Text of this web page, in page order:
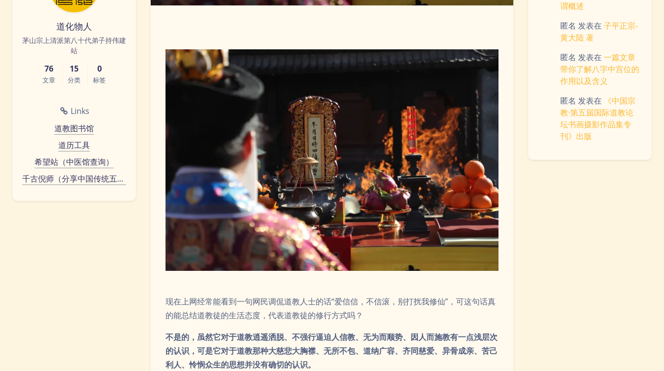
道化物人
茅山宗上清派第八十代弟子持伟建
站
76
文章
15
分类
0
标签
Links
道教图书馆
道历工具
希望站（中医馆查询）
千古倪师（分享中国传统五术）
谓概述
匿名 发表在 子平正宗-
黄大陆 著
匿名 发表在 一篇文章
带你了解八字中宫位的
作用以及含义
匿名 发表在
《中国宗
教·第五届国际道教论
坛书画摄影作品集专
刊》出版
现在上网经常能看到一句网民调侃道教人士的话“爱信信，不信滚，别打扰我修仙”，可这句话真
的能总结道教徒的生活态度，代表道教徒的修行方式吗？
不是的，虽然它对于道教逍遥洒脱、不强行逼迫人信教、无为而顺势、因人而施教有一点浅层次
的认识，可是它对于道教那种大慈悲大胸襟、无所不包、道纳广容、齐同慈爱、异骨成亲、苦己
利人、怜悯众生的思想并没有确切的认识。